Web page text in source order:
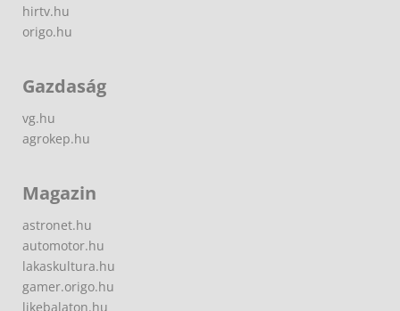
hirtv.hu
origo.hu
Gazdaság
vg.hu
agrokep.hu
Magazin
astronet.hu
automotor.hu
lakaskultura.hu
gamer.origo.hu
likebalaton.hu